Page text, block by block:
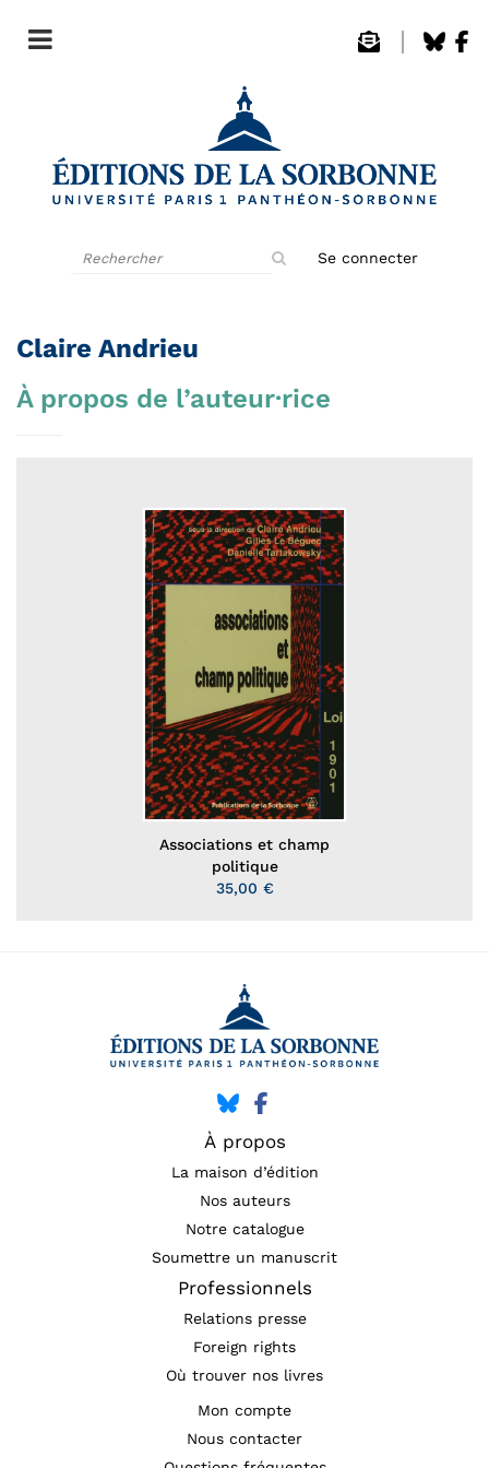
Se connecter
Claire Andrieu
À propos de l’auteur·rice
Associations et champ
politique
35,00 €
À propos
La maison d’édition
Nos auteurs
Notre catalogue
Soumettre un manuscrit
Professionnels
Relations presse
Foreign rights
Où trouver nos livres
Mon compte
Nous contacter